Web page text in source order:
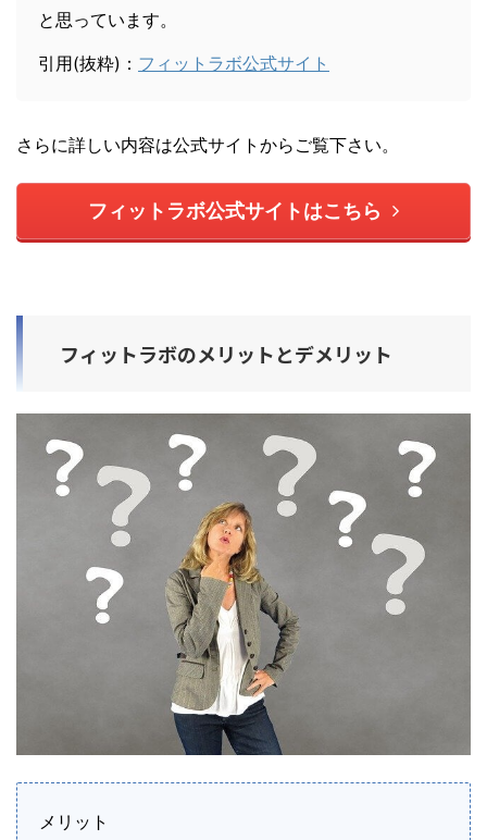
と思っています。
引用(抜粋)： フィットラボ公式サイト
さらに詳しい内容は公式サイトからご覧下さい。
フィットラボ公式サイトはこちら
フィットラボのメリットとデメリット
メリット